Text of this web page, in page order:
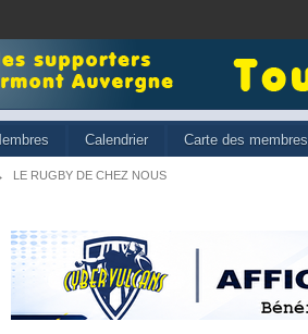
Calendrier Carte des membres
LE RUGBY DE CHEZ NOUS